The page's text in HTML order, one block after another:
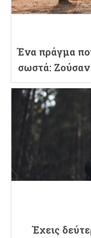
Ένα πράγμα
σωστά:
Έχεις